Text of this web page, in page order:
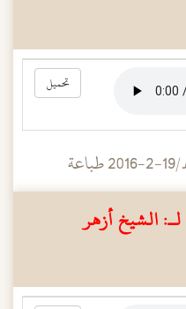
تحميل
لـ: الشيخ أزهر